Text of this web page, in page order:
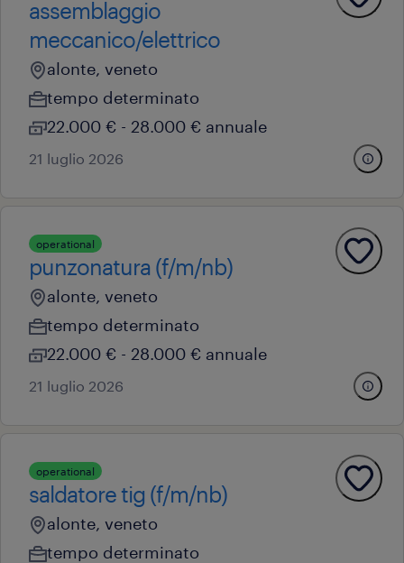
assemblaggio
meccanico/elettrico
alonte, veneto
tempo determinato
22.000 € - 28.000 € annuale
21 luglio 2026
operational
punzonatura (f/m/nb)
alonte, veneto
tempo determinato
22.000 € - 28.000 € annuale
21 luglio 2026
operational
saldatore tig (f/m/nb)
alonte, veneto
tempo determinato